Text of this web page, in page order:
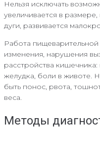
Нельзя исключать
увеличивается в
дуги, развивается
Работа
изменения, нарушения
расстройства
желудка, боли в животе.
быть понос, рвота,
веса.
Методы